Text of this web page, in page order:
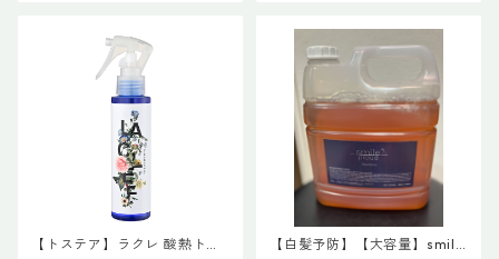
【トステア】ラクレ 酸熱トリ
【白髪予防】【大容量】smile